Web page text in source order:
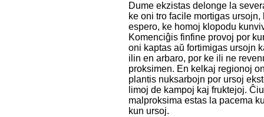
Dume ekzistas delonge la
ke oni tro facile mortigas ursojn,
espero, ke homoj klopodu
Komenciĝis finfine provoj por
oni kaptas aŭ fortimigas ursojn
ilin en arbaro, por ke ili ne
proksimen. En kelkaj regionoj
plantis nuksarbojn por ursoj
limoj de kampoj kaj fruktejoj.
malproksima estas la pacema
kun ursoj.